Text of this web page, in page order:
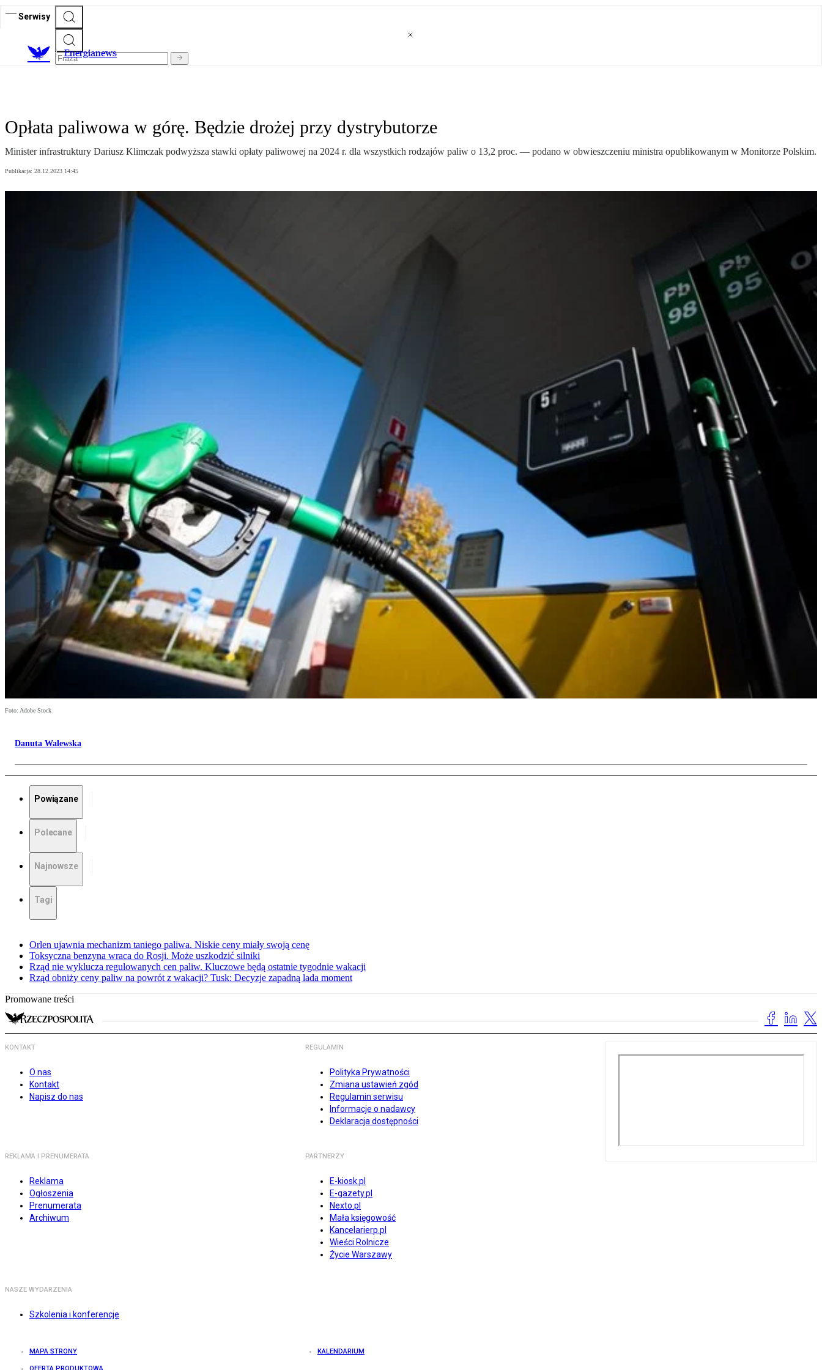
Serwisy
Energianews
Opłata paliwowa w górę. Będzie drożej przy dystrybutorze
Minister infrastruktury Dariusz Klimczak podwyższa stawki opłaty paliwowej na 2024 r. dla wszystkich rodzajów paliw o 13,2 proc. — podano w obwieszczeniu ministra opublikowanym w Monitorze Polskim.
Publikacja: 28.12.2023 14:45
Foto: Adobe Stock
Danuta Walewska
Powiązane
Polecane
Najnowsze
Tagi
Orlen ujawnia mechanizm taniego paliwa. Niskie ceny miały swoją cenę
Toksyczna benzyna wraca do Rosji. Może uszkodzić silniki
Rząd nie wyklucza regulowanych cen paliw. Kluczowe będą ostatnie tygodnie wakacji
Rząd obniży ceny paliw na powrót z wakacji? Tusk: Decyzje zapadną lada moment
Promowane treści
KONTAKT
O nas
Kontakt
Napisz do nas
REGULAMIN
Polityka Prywatności
Zmiana ustawień zgód
Regulamin serwisu
Informacje o nadawcy
Deklaracja dostępności
REKLAMA I PRENUMERATA
Reklama
Ogłoszenia
Prenumerata
Archiwum
PARTNERZY
E-kiosk.pl
E-gazety.pl
Nexto.pl
Mała księgowość
Kancelarierp.pl
Wieści Rolnicze
Życie Warszawy
NASZE WYDARZENIA
Szkolenia i konferencje
MAPA STRONY KALENDARIUM